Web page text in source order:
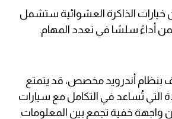
خيارات الذاكرة العشوائية ستشمل
بنظام أندرويد مخصص، قد يتمتع
التي تُساعد في التكامل مع سيارات
واجهة خفية تجمع بين المعلومات